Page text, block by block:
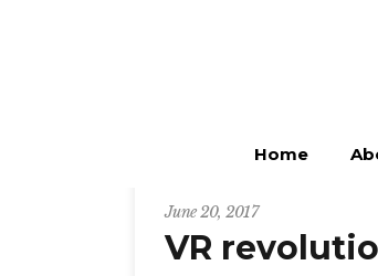
Home
June 20, 2017
VR